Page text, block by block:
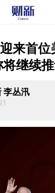
来首位
继续
李丛汛